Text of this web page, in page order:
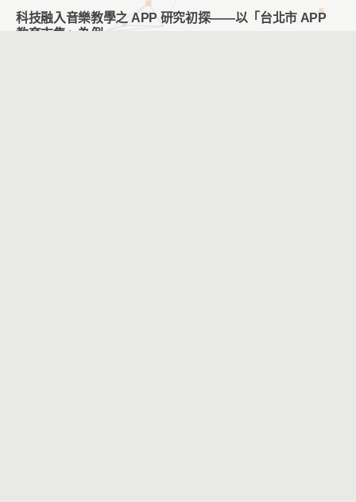
科技融⼊⾳樂教學之 APP 研究初探——以「台北市 APP
教育市集」為例